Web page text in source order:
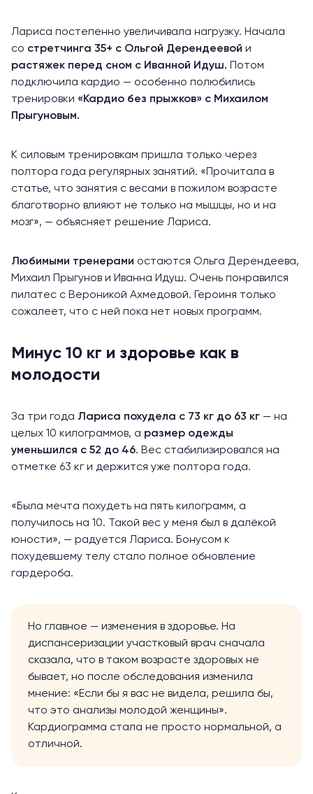
Лариса постепенно увеличивала нагрузку. Начала
со стретчинга 35+ с Ольгой Дерендеевой и
растяжек перед сном с Иванной Идуш. Потом
подключила кардио — особенно полюбились
тренировки «Кардио без прыжков» с Михаилом
Прыгуновым.
К силовым тренировкам пришла только через
полтора года регулярных занятий. «Прочитала в
статье, что занятия с весами в пожилом возрасте
благотворно влияют не только на мышцы, но и на
мозг», — объясняет решение Лариса.
Любимыми тренерами остаются Ольга Дерендеева,
Михаил Прыгунов и Иванна Идуш. Очень понравился
пилатес с Вероникой Ахмедовой. Героиня только
сожалеет, что с ней пока нет новых программ.
Минус 10 кг и здоровье как в
молодости
За три года Лариса похудела с 73 кг до 63 кг — на
целых 10 килограммов, а размер одежды
уменьшился с 52 до 46. Вес стабилизировался на
отметке 63 кг и держится уже полтора года.
«Была мечта похудеть на пять килограмм, а
получилось на 10. Такой вес у меня был в далёкой
юности», — радуется Лариса. Бонусом к
похудевшему телу стало полное обновление
гардероба.
Но главное — изменения в здоровье. На
диспансеризации участковый врач сначала
сказала, что в таком возрасте здоровых не
бывает, но после обследования изменила
мнение: «Если бы я вас не видела, решила бы,
что это анализы молодой женщины».
Кардиограмма стала не просто нормальной, а
отличной.